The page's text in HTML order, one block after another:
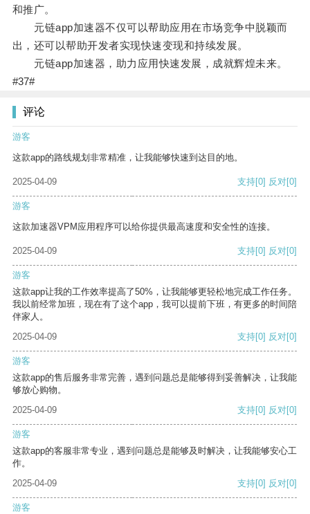
和推广。
元链app加速器不仅可以帮助应用在市场竞争中脱颖而
出，还可以帮助开发者实现快速变现和持续发展。
元链app加速器，助力应用快速发展，成就辉煌未来。
#37#
评论
游客
这款app的路线规划非常精准，让我能够快速到达目的地。
2025-04-09 支持[0] 反对[0]
游客
这款加速器VPM应用程序可以给你提供最高速度和安全性的连接。
2025-04-09 支持[0] 反对[0]
游客
这款app让我的工作效率提高了50%，让我能够更轻松地完成工作任务。
我以前经常加班，现在有了这个app，我可以提前下班，有更多的时间陪
伴家人。
2025-04-09
支持[0] 反对[0]
游客
这款app的售后服务非常完善，遇到问题总是能够得到妥善解决，让我能
够放心购物。
2025-04-09
支持[0] 反对[0]
游客
这款app的客服非常专业，遇到问题总是能够及时解决，让我能够安心工
作。
2025-04-09
支持[0] 反对[0]
游客